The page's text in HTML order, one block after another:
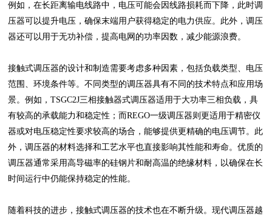
例如，在长距离输电线路中，电压可能会因线路损耗而下降，此时调
压器可以提升电压，确保末端用户获得稳定的电力供应。此外，调压
器还可以用于无功补偿，提高电网的功率因数，减少能源浪费。
接触式调压器的设计和制造需要考虑多种因素，包括负载类型、电压
范围、环境条件等。不同类型的调压器具有不同的技术特点和应用场
景。例如，TSGC2J三相接触器式调压器适用于大功率三相负载，具
有较高的承载能力和稳定性；而REGO一级调压器则更适用于精密仪
器或对电压稳定性要求较高的场合，能够提供更精确的电压调节。此
外，调压器的材料选择和工艺水平也直接影响其性能和寿命。优质的
调压器通常采用高导磁率的硅钢片和耐高温的绝缘材料，以确保在长
时间运行中仍能保持稳定的性能。
随着科技的进步，接触式调压器的技术也在不断升级。现代调压器越